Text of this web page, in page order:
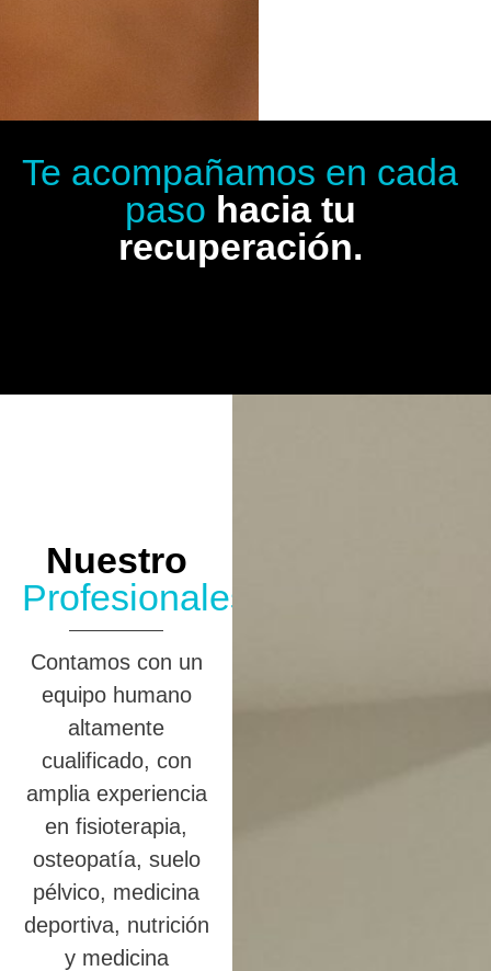
Te acompañamos en cada
paso hacia tu
recuperación.
Nuestro
Profesionales
Contamos con un
equipo humano
altamente
cualificado, con
amplia experiencia
en fisioterapia,
osteopatía, suelo
pélvico, medicina
deportiva, nutrición
y medicina